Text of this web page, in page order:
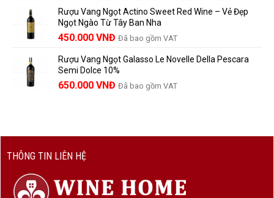
là:
1.529.000 VNĐ.
tại
là:
1.390.000 VNĐ.
Rượu Vang Ngọt Actino Sweet Red Wine – Vẻ Đẹp
Ngọt Ngào Từ Tây Ban Nha
450.000 VNĐ Đã bao gồm VAT
Rượu Vang Ngọt Galasso Le Novelle Della Pescara
Semi Dolce 10%
650.000 VNĐ Đã bao gồm VAT
THÔNG TIN LIÊN HỆ